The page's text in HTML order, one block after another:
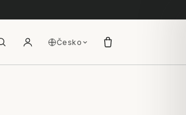
Česko